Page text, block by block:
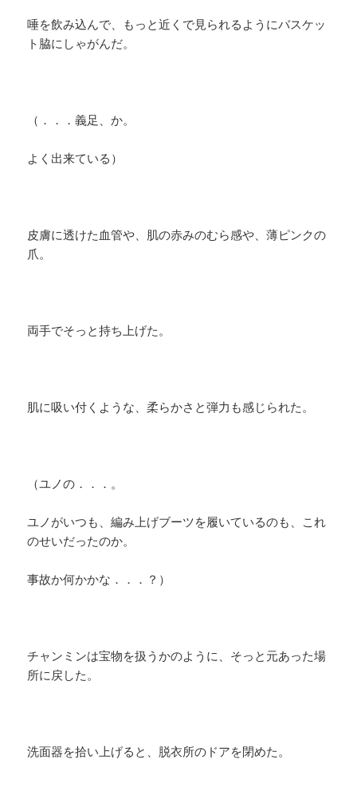
唾を飲み込んで、もっと近くで見られるようにバスケッ
ト脇にしゃがんだ。
（．．．義足、か。
よく出来ている）
皮膚に透けた血管や、肌の赤みのむら感や、薄ピンクの
爪。
両手でそっと持ち上げた。
肌に吸い付くような、柔らかさと弾力も感じられた。
（ユノの．．．。
ユノがいつも、編み上げブーツを履いているのも、これ
のせいだったのか。
事故か何かかな．．．？）
チャンミンは宝物を扱うかのように、そっと元あった場
所に戻した。
洗面器を拾い上げると、脱衣所のドアを閉めた。